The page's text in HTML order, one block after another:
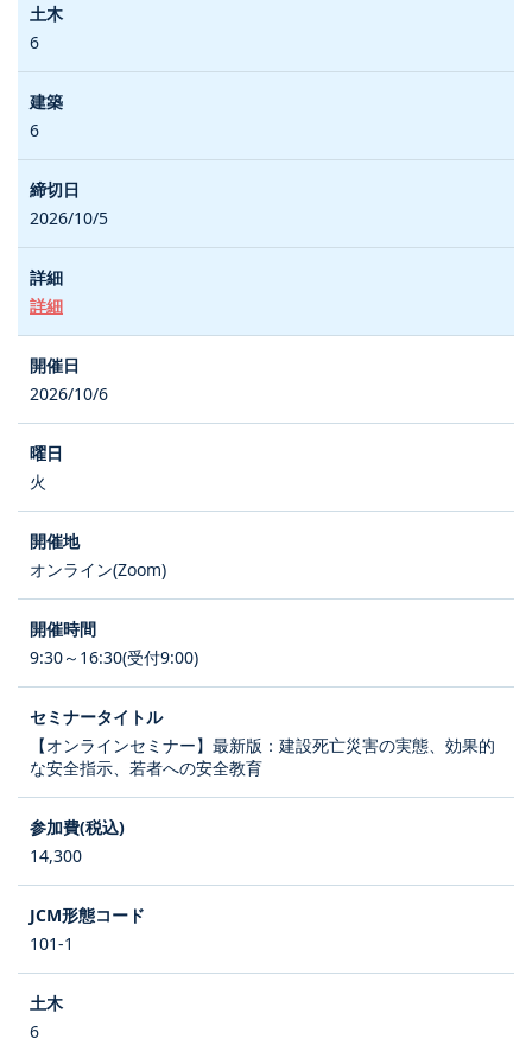
6
6
2026/10/5
詳細
2026/10/6
火
オンライン(Zoom)
9:30～16:30(受付9:00)
【オンラインセミナー】最新版：建設死亡災害の実態、効果的
な安全指示、若者への安全教育
14,300
101-1
6